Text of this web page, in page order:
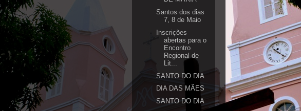
Santos dos dias
7, 8 de Maio
Inscrições
abertas para o
Encontro
Regional de
Lit...
SANTO DO DIA
DIA DAS MÃES
SANTO DO DIA